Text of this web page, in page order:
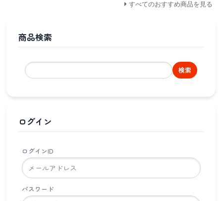
すべてのおすすめ商品を見る
商品検索
検索
ログイン
ログインID
パスワード